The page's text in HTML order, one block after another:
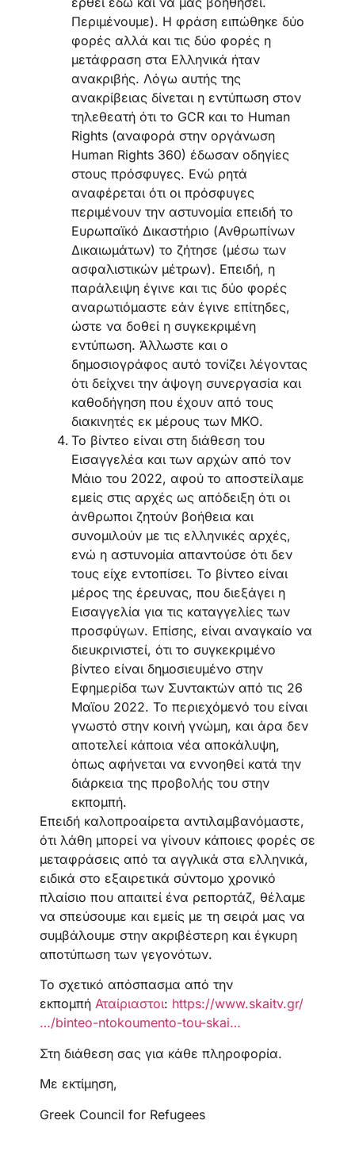
Περιμένουμε). Η φράση ειπώθηκε δύο
φορές αλλά και τις δύο φορές η
μετάφραση στα Ελληνικά ήταν
ανακριβής. Λόγω αυτής της
ανακρίβειας δίνεται η εντύπωση στον
τηλεθεατή ότι το GCR και το Human
Rights (αναφορά στην οργάνωση
Human Rights 360) έδωσαν οδηγίες
στους πρόσφυγες. Ενώ ρητά
αναφέρεται ότι οι πρόσφυγες
περιμένουν την αστυνομία επειδή το
Ευρωπαϊκό Δικαστήριο (Ανθρωπίνων
Δικαιωμάτων) το ζήτησε (μέσω των
ασφαλιστικών μέτρων). Επειδή, η
παράλειψη έγινε και τις δύο φορές
αναρωτιόμαστε εάν έγινε επίτηδες,
ώστε να δοθεί η συγκεκριμένη
εντύπωση. Άλλωστε και ο
δημοσιογράφος αυτό τονίζει λέγοντας
ότι δείχνει την άψογη συνεργασία και
καθοδήγηση που έχουν από τους
διακινητές εκ μέρους των ΜΚΟ.
Το βίντεο είναι στη διάθεση του
Εισαγγελέα και των αρχών από τον
Μάιο του 2022, αφού το αποστείλαμε
εμείς στις αρχές ως απόδειξη ότι οι
άνθρωποι ζητούν βοήθεια και
συνομιλούν με τις ελληνικές αρχές,
ενώ η αστυνομία απαντούσε ότι δεν
τους είχε εντοπίσει. Το βίντεο είναι
μέρος της έρευνας, που διεξάγει η
Εισαγγελία για τις καταγγελίες των
προσφύγων. Επίσης, είναι αναγκαίο να
διευκρινιστεί, ότι το συγκεκριμένο
βίντεο είναι δημοσιευμένο στην
Εφημερίδα των Συντακτών από τις 26
Μαϊου 2022. Το περιεχόμενό του είναι
γνωστό στην κοινή γνώμη, και άρα δεν
αποτελεί κάποια νέα αποκάλυψη,
όπως αφήνεται να εννοηθεί κατά την
διάρκεια της προβολής του στην
εκπομπή.
Επειδή καλοπροαίρετα αντιλαμβανόμαστε,
ότι λάθη μπορεί να γίνουν κάποιες φορές σε
μεταφράσεις από τα αγγλικά στα ελληνικά,
ειδικά στο εξαιρετικά σύντομο χρονικό
πλαίσιο που απαιτεί ένα ρεπορτάζ, θέλαμε
να σπεύσουμε και εμείς με τη σειρά μας να
συμβάλουμε στην ακριβέστερη και έγκυρη
αποτύπωση των γεγονότων.
Το σχετικό απόσπασμα από την
εκπομπή Αταίριαστοι: https://www.skaitv.gr/
…/binteo-ntokoumento-tou-skai…
Στη διάθεση σας για κάθε πληροφορία.
Με εκτίμηση,
Greek Council for Refugees